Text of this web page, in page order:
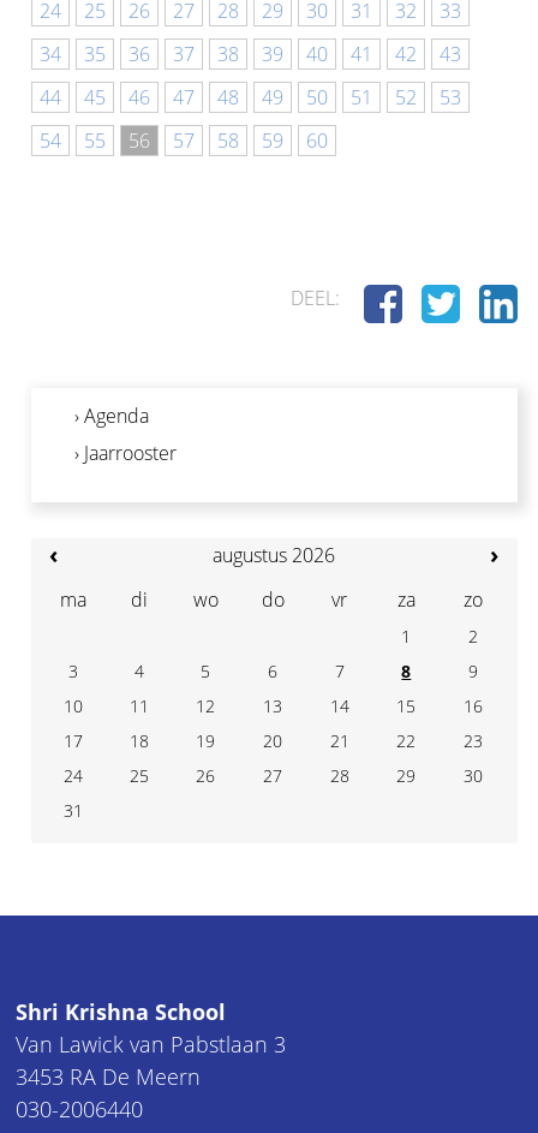
24
25 26 27 28 29 30 31 32
33
34
35 36 37 38 39 40 41 42
43
44
45 46 47 48 49 50 51 52
53
54
55 56 57 58 59 60
DEEL:
› Agenda
› Jaarrooster
‹ ›
augustus 2026
ma
di wo do vr za zo
1
2
3
4 5 6 7 8
9
10
11 12 13 14 15
16
17
18 19 20 21 22
23
24
25 26 27 28 29
30
31
Shri Krishna School
Van Lawick van Pabstlaan 3
3453 RA De Meern
030-2006440